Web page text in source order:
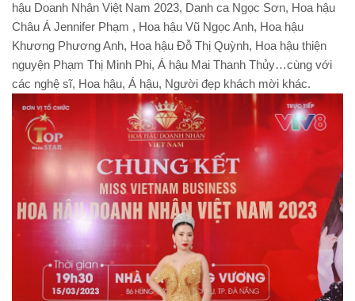
hậu Doanh Nhân Việt Nam 2023, Danh ca Ngọc Sơn, Hoa hậu
Châu Á Jennifer Phạm , Hoa hậu Vũ Ngọc Anh, Hoa hậu
Khương Phương Anh, Hoa hậu Đỗ Thị Quỳnh, Hoa hậu thiện
nguyện Phạm Thị Minh Phi, Á hậu Mai Thanh Thủy…cùng với
các nghệ sĩ, Hoa hậu, Á hậu, Người đẹp khách mời khác.